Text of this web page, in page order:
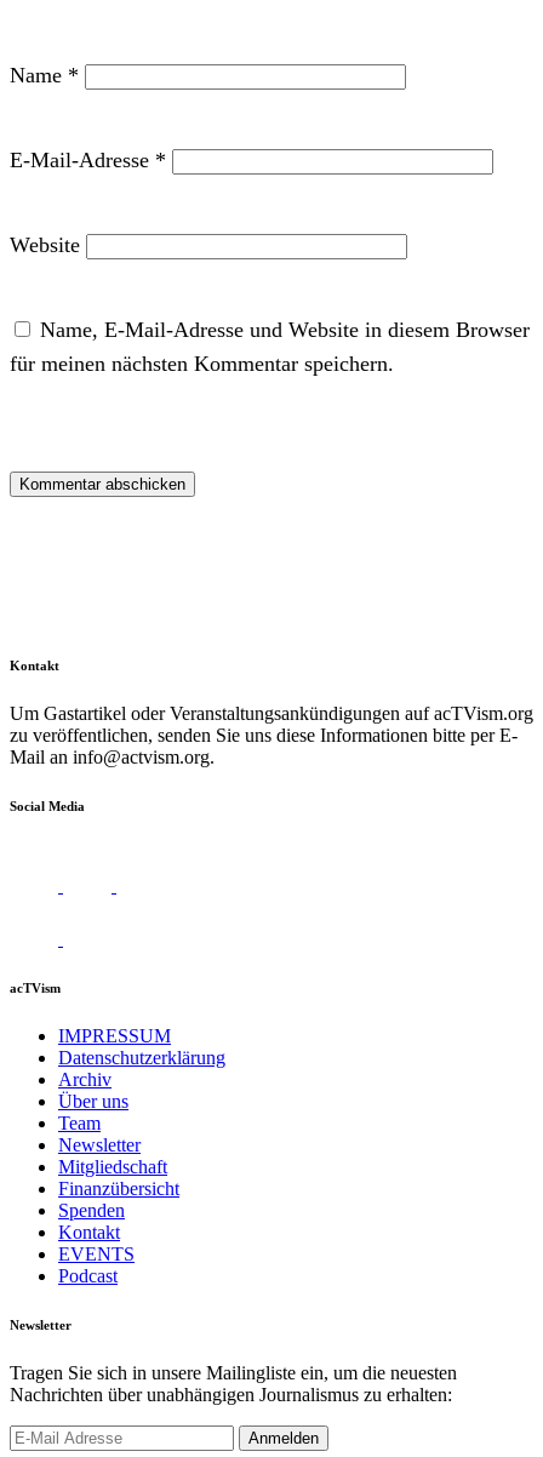
Name *
E-Mail-Adresse *
Website
Name, E-Mail-Adresse und Website in diesem Browser
für meinen nächsten Kommentar speichern.
Kontakt
Um Gastartikel oder Veranstaltungsankündigungen auf acTVism.org
zu veröffentlichen, senden Sie uns diese Informationen bitte per E-
Mail an info@actvism.org.
Social Media
acTVism
IMPRESSUM
Datenschutzerklärung
Archiv
Über uns
Team
Newsletter
Mitgliedschaft
Finanzübersicht
Spenden
Kontakt
EVENTS
Podcast
Newsletter
Tragen Sie sich in unsere Mailingliste ein, um die neuesten
Nachrichten über unabhängigen Journalismus zu erhalten: